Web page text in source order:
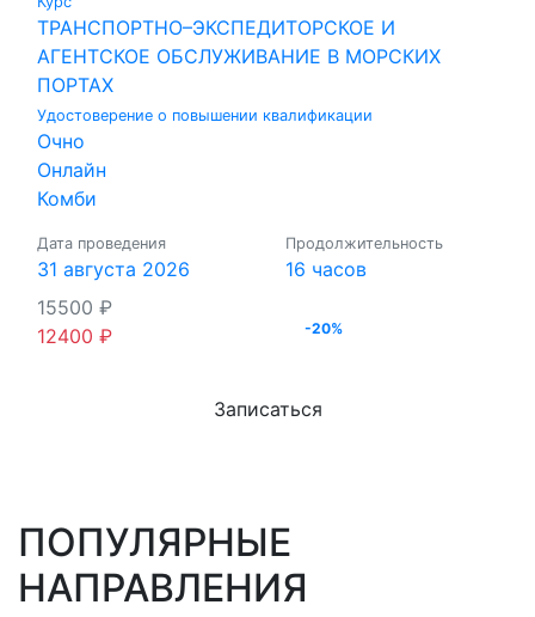
ТРАНСПОРТНО–ЭКСПЕДИТОРСКОЕ И
АГЕНТСКОЕ ОБСЛУЖИВАНИЕ В МОРСКИХ
ПОРТАХ
Удостоверение о повышении квалификации
Очно
Онлайн
Комби
Дата проведения
31 августа 2026
15500 ₽
12400 ₽
Продолжительность
16 часов
-20%
Записаться
ПОПУЛЯРНЫЕ
НАПРАВЛЕНИЯ